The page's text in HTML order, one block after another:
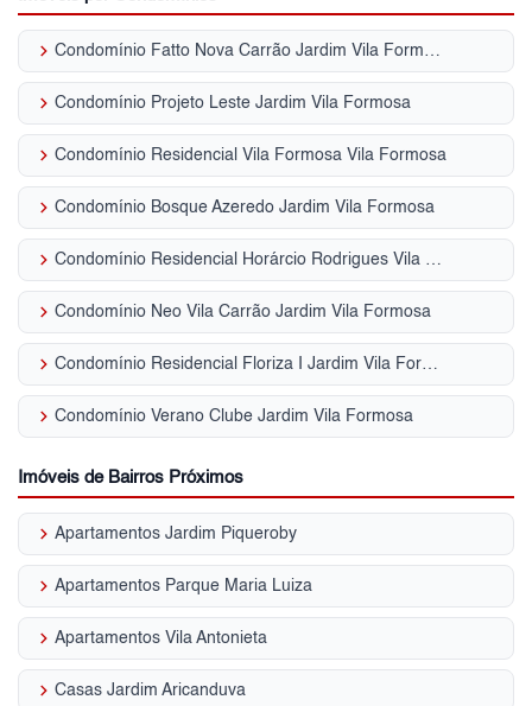
keyboard_arrow_right Condomínio Fatto Nova Carrão Jardim Vila Formosa
keyboard_arrow_right Condomínio Projeto Leste Jardim Vila Formosa
keyboard_arrow_right Condomínio Residencial Vila Formosa Vila Formosa
keyboard_arrow_right Condomínio Bosque Azeredo Jardim Vila Formosa
keyboard_arrow_right Condomínio Residencial Horárcio Rodrigues Vila Formosa
keyboard_arrow_right Condomínio Neo Vila Carrão Jardim Vila Formosa
keyboard_arrow_right Condomínio Residencial Floriza I Jardim Vila Formosa
keyboard_arrow_right Condomínio Verano Clube Jardim Vila Formosa
Imóveis de Bairros Próximos
keyboard_arrow_right Apartamentos Jardim Piqueroby
keyboard_arrow_right Apartamentos Parque Maria Luiza
keyboard_arrow_right Apartamentos Vila Antonieta
keyboard_arrow_right Casas Jardim Aricanduva